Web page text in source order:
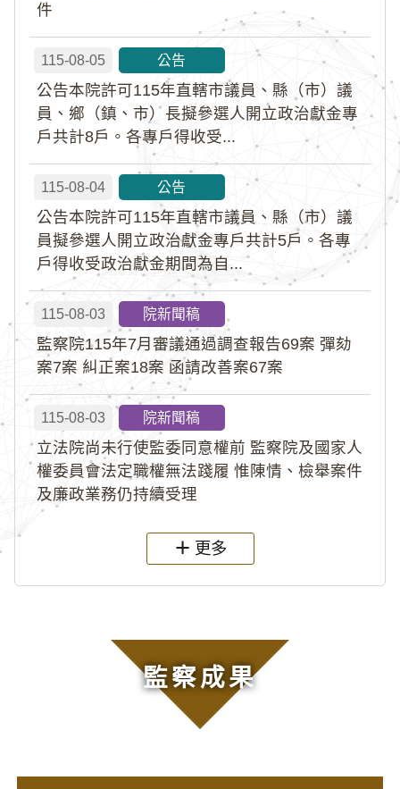
件
115-08-05 公告
公告本院許可115年直轄市議員、縣（市）議
員、鄉（鎮、市）長擬參選人開立政治獻金專
戶共計8戶。各專戶得收受...
115-08-04 公告
公告本院許可115年直轄市議員、縣（市）議
員擬參選人開立政治獻金專戶共計5戶。各專
戶得收受政治獻金期間為自...
115-08-03 院新聞稿
監察院115年7月審議通過調查報告69案 彈劾
案7案 糾正案18案 函請改善案67案
115-08-03 院新聞稿
立法院尚未行使監委同意權前 監察院及國家人
權委員會法定職權無法踐履 惟陳情、檢舉案件
及廉政業務仍持續受理
更多
監察成果